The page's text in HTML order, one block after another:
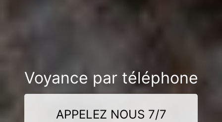
Voyance par téléphone
APPELEZ NOUS 7/7